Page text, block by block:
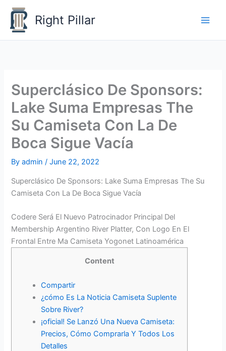
Skip
content
Right Pillar
Superclásico De Sponsors:
Lake Suma Empresas The
Su Camiseta Con La De
Boca Sigue Vacía
Byadmin/June 22, 2022
Superclásico De Sponsors: Lake Suma Empresas The Su
Camiseta Con La De Boca Sigue Vacía
Codere Será El Nuevo Patrocinador Principal Del
Membership Argentino River Platter, Con Logo En El
Frontal Entre Ma Camiseta Yogonet Latinoamérica
Content
Compartir
¿cómo Es La Noticia Camiseta Suplente
Sobre River?
¡oficial! Se Lanzó Una Nueva Camiseta:
Precios, Cómo Comprarla Y Todos Los
Detalles